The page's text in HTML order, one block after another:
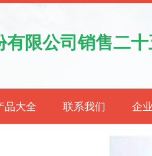
限公司销售二十
品大全 联系我们 企